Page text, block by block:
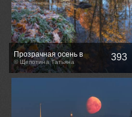
Прозрачная осень в
Царском Селе
© Щепотина Татьяна 393